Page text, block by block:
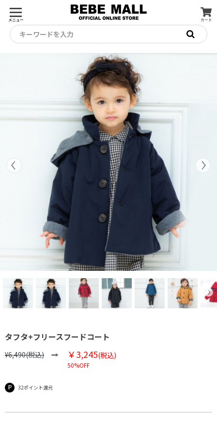
メニュー カート
キーワードを入力
タフタ+フリースフードコート
¥6,490(税込) ￥3,245(税込)
50%OFF
32ポイント還元